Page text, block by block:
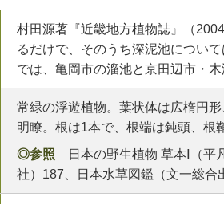
村田源著『近畿地方植物誌』（
るだけで、そのうち深泥池につい
では、亀岡市の溜池と京田辺市・
常緑の浮遊植物。葉状体は広楕円
明瞭。根は1本で、根端は鈍頭、根
◎参照 日本の野生植物 草本Ⅰ（平
社）187、日本水草図鑑（文一総合